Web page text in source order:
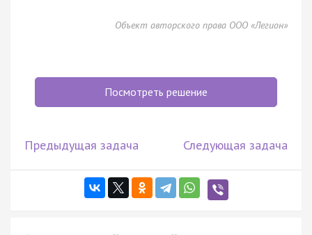
Объект авторского права ООО «Легион»
Посмотреть решение
Предыдущая задача Следующая задача